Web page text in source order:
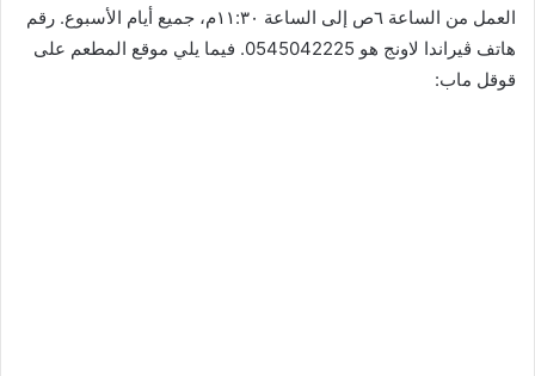
العمل من الساعة ٦ص إلى الساعة ١١:٣٠م، جميع أيام الأسبوع. رقم
هاتف ڤيراندا لاونج هو 0545042225. فيما يلي موقع المطعم على
قوقل ماب: